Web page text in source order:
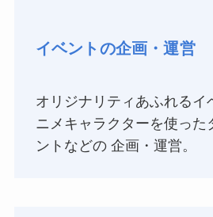
イベントの企画・運営
オリジナリティあふれるイ
ニメキャラクターを使った
ントなどの 企画・運営。